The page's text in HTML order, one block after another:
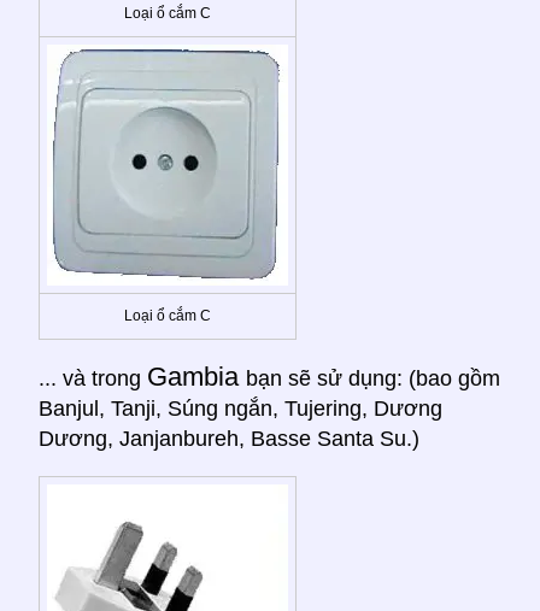
Loại ổ cắm C
Loại ổ cắm C
... và trong Gambia bạn sẽ sử dụng: (bao gồm
Banjul, Tanji, Súng ngắn, Tujering, Dương
Dương, Janjanbureh, Basse Santa Su.)